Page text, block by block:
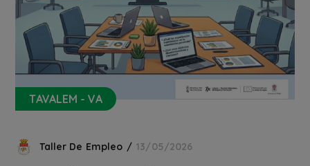
TAVALEM - VA
Taller De Empleo 13/05/2026